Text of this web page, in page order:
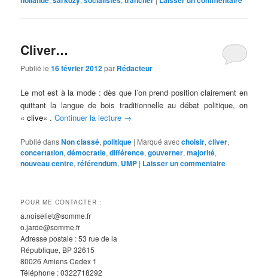
Cliver…
Publié le16 février 2012par Rédacteur
Le mot est à la mode : dès que l’on prend position clairement en
quittant la langue de bois traditionnelle au débat politique, on
«clive« .Continuer la lecture →
Publié dansNon classé,politique | Marqué avecchoisir,cliver,
concertation,démocratie,différence,gouverner,majorité,
nouveau centre,référendum, UMP | Laisser un commentaire
POUR ME CONTACTER :
a.noiseliet@somme.fr
o.jarde@somme.fr
Adresse postale : 53 rue de la
République, BP 32615
80026 Amiens Cedex 1
Téléphone : 0322718292